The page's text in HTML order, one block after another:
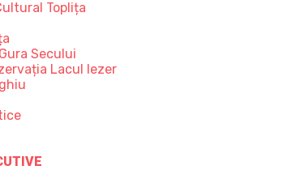
Toplița
Secului
Lacul Iezer